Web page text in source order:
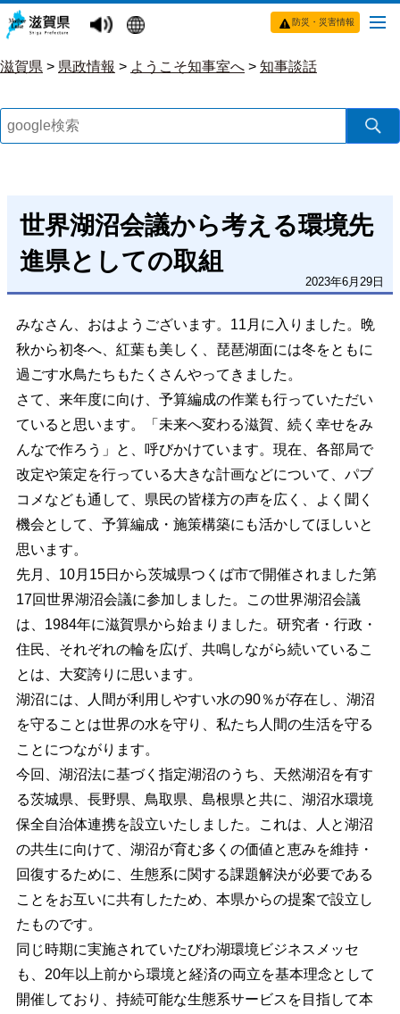
防災・災害情報
滋賀県 > 県政情報 > ようこそ知事室へ > 知事談話
世界湖沼会議から考える環境先
進県としての取組
2023年6月29日
みなさん、おはようございます。11月に入りました。晩
秋から初冬へ、紅葉も美しく、琵琶湖面には冬をともに
過ごす水鳥たちもたくさんやってきました。
さて、来年度に向け、予算編成の作業も行っていただい
ていると思います。「未来へ変わる滋賀、続く幸せをみ
んなで作ろう」と、呼びかけています。現在、各部局で
改定や策定を行っている大きな計画などについて、パブ
コメなども通して、県民の皆様方の声を広く、よく聞く
機会として、予算編成・施策構築にも活かしてほしいと
思います。
先月、10月15日から茨城県つくば市で開催されました第
17回世界湖沼会議に参加しました。この世界湖沼会議
は、1984年に滋賀県から始まりました。研究者・行政・
住民、それぞれの輪を広げ、共鳴しながら続いているこ
とは、大変誇りに思います。
湖沼には、人間が利用しやすい水の90％が存在し、湖沼
を守ることは世界の水を守り、私たち人間の生活を守る
ことにつながります。
今回、湖沼法に基づく指定湖沼のうち、天然湖沼を有す
る茨城県、長野県、鳥取県、島根県と共に、湖沼水環境
保全自治体連携を設立いたしました。これは、人と湖沼
の共生に向けて、湖沼が育む多くの価値と恵みを維持・
回復するために、生態系に関する課題解決が必要である
ことをお互いに共有したため、本県からの提案で設立し
たものです。
同じ時期に実施されていたびわ湖環境ビジネスメッセ
も、20年以上前から環境と経済の両立を基本理念として
開催しており、持続可能な生態系サービスを目指して本